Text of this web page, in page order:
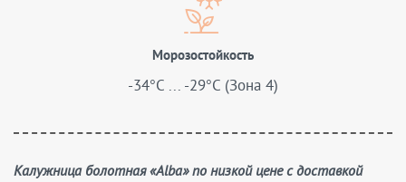
Морозостойкость
-34°C ... -29°C (Зона 4)
Калужница болотная «Alba» по низкой цене с доставкой